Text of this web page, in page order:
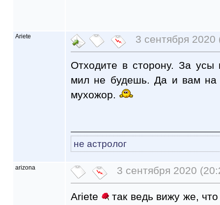
Ariete 3 сентября 2020
Отходите в сторону. За
мил не будешь. Да и вам на
мухожор.
не астролог
arizona 3 сентября 2020
Ariete
так ведь вижу же,